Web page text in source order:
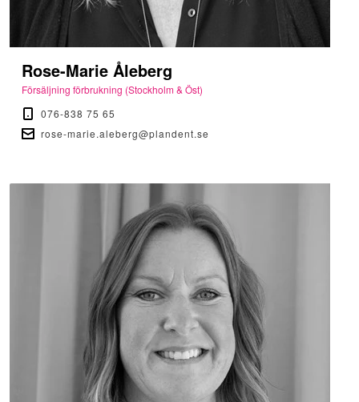
Rose-Marie Åleberg
Försäljning förbrukning (Stockholm & Öst)
076-838 75 65
rose-marie.aleberg@plandent.se